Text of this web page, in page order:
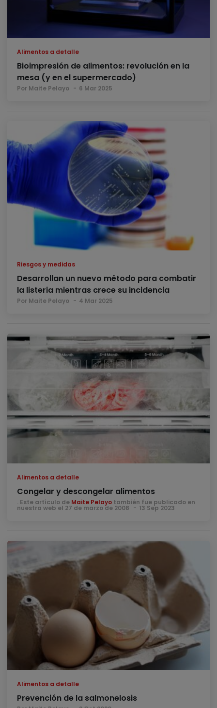
Alimentos a detalle
Bioimpresión de alimentos: revolución en la
mesa (y en el supermercado)
Por Maite Pelayo 6 Mar 2025
Riesgos y medidas
Desarrollan un nuevo método para combatir
la listeria mientras crece su incidencia
Por Maite Pelayo 4 Mar 2025
Alimentos a detalle
Congelar y descongelar alimentos
. Este artículo de Maite Pelayo también fue publicado en
nuestra web el 27 de marzo de 2008 13 Sep 2023
Alimentos a detalle
Prevención de la salmonelosis